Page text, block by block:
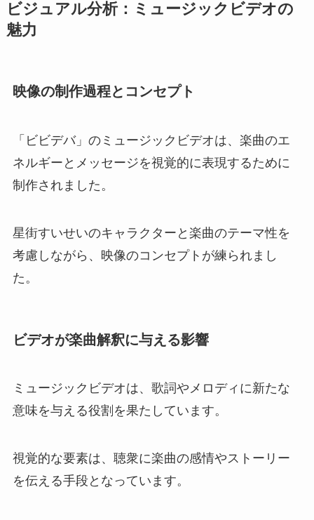
ビジュアル分析：ミュージックビデオの
魅力
映像の制作過程とコンセプト
「ビビデバ」のミュージックビデオは、楽曲のエ
ネルギーとメッセージを視覚的に表現するために
制作されました。
星街すいせいのキャラクターと楽曲のテーマ性を
考慮しながら、映像のコンセプトが練られまし
た。
ビデオが楽曲解釈に与える影響
ミュージックビデオは、歌詞やメロディに新たな
意味を与える役割を果たしています。
視覚的な要素は、聴衆に楽曲の感情やストーリー
を伝える手段となっています。